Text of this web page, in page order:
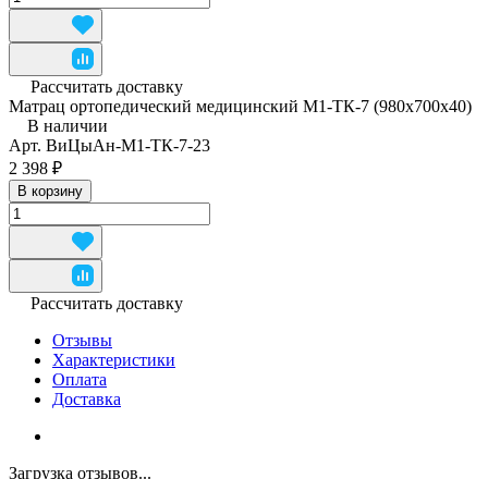
Рассчитать доставку
Матрац ортопедический медицинский М1-ТК-7 (980x700x40)
В наличии
Арт. ВиЦыАн-М1-ТК-7-23
2 398 ₽
В корзину
Рассчитать доставку
Отзывы
Характеристики
Оплата
Доставка
Загрузка отзывов...